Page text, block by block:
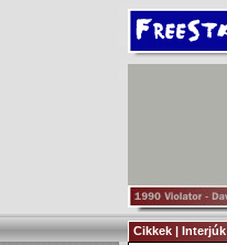
Cikkek | Interjúk